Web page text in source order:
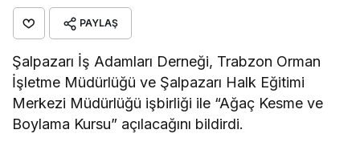
PAYLAŞ
Şalpazarı İş Adamları Derneği, Trabzon Orman
İşletme Müdürlüğü ve Şalpazarı Halk Eğitimi
Merkezi Müdürlüğü işbirliği ile “Ağaç Kesme ve
Boylama Kursu” açılacağını bildirdi.